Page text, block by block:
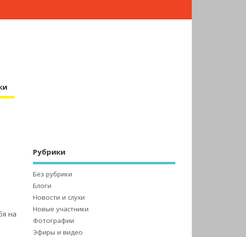
на
Рубрики
Без рубрики
Блоги
Новости и слухи
Новые участники
Фотографии
Эфиры и видео